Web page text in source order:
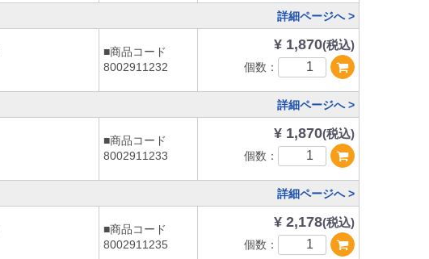
詳細ページへ >
■商品コード
8002911232
¥ 1,870(税込)
個数：
詳細ページへ >
■商品コード
8002911233
¥ 1,870(税込)
個数：
詳細ページへ >
■商品コード
8002911235
¥ 2,178(税込)
個数：